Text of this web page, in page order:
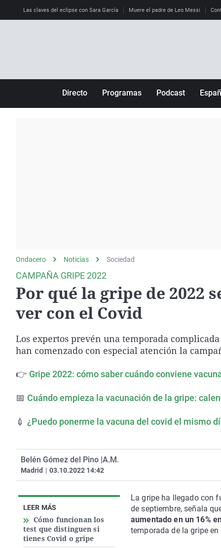
Las claves del eclipse con Sara García Muere el padre de Leo Messi
Directo Programas
Como el perro y el
Podcast
Equipo de investigación
País Vasco
Ondacero Noticias Sociedad
CAMPAÑA GRIPE 2022
Por qué la gripe de 2022
ver con el Covid
Los expertos prevén una temporada
han comenzado con especial atención la
👉 Gripe 2022: cómo saber cuándo conviene
📅 Cuándo empieza la vacunación de la gripe:
💉 ¿Puedo ponerme la vacuna del covid el mismo
Belén Gómez del Pino |A.M.
Madrid | 03.10.2022 14:42
LEER MÁS
Cómo funcionan los
test que distinguen si
tienes Covid o gripe
La gripe ha llegado con
de septiembre, señala
aumentado en un 16%
temporada de la gripe en